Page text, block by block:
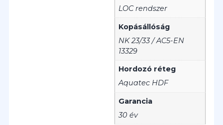
LOC rendszer
Kopásállóság
NK 23/33 / AC5-EN
13329
Hordozó réteg
Aquatec HDF
Garancia
30 év